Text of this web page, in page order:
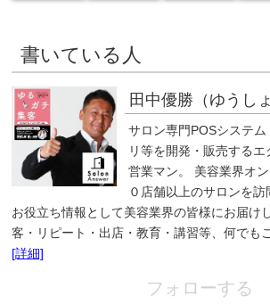
書いている人
田中優勝（ゆうし
サロン専門POSシステ
リ等を開発・販売する
営業マン。 美容業界オ
０店舗以上のサロンを訪
お役立ち情報として美容業界の皆様にお届け
客・リピート・出店・教育・講習等、何でも
[詳細]
フォローする